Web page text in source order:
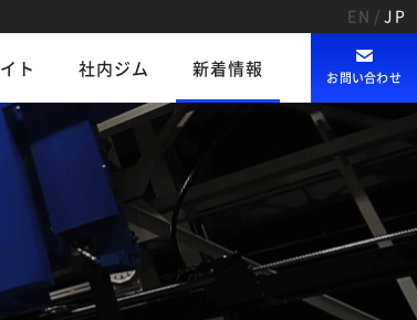
EN / JP
ト 社内ジム 新着情報
お問い合わせ